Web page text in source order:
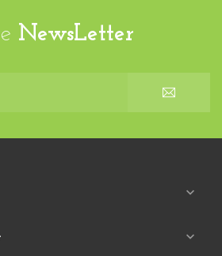
NewsLetter

